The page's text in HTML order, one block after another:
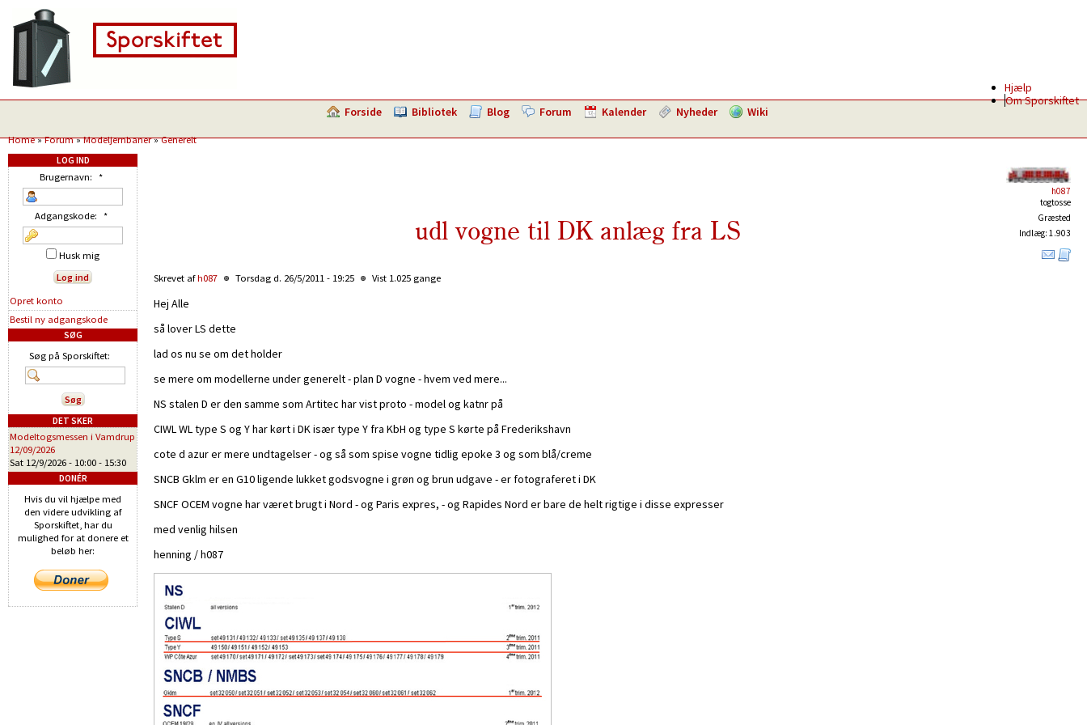
Hjælp
Om Sporskiftet
Forside Bibliotek Blog Forum Kalender Nyheder Wiki
Home»Forum»Modeljernbaner»Generelt
h087
togtosse
Græsted
Indlæg: 1.903
udl vogne til DK anlæg fra LS
Skrevet afh087 Torsdag d. 26/5/2011 - 19:25 Vist 1.025 gange
Hej Alle
så lover LS dette
lad os nu se om det holder
se mere om modellerne under generelt - plan D vogne - hvem ved mere...
NS stalen D er den samme som Artitec har vist proto - model og katnr på
CIWL WL type S og Y har kørt i DK især type Y fra KbH og type S kørte på Frederikshavn
cote d azur er mere undtagelser - og så som spise vogne tidlig epoke 3 og som blå/creme
SNCB Gklm er en G10 ligende lukket godsvogne i grøn og brun udgave - er fotograferet i DK
SNCF OCEM vogne har været brugt i Nord - og Paris expres, - og Rapides Nord er bare de helt rigtige i disse expresser
med venlig hilsen
henning / h087
LOG IND
Brugernavn: *
Adgangskode: *
Husk mig
Opret konto
Bestil ny adgangskode
SØG
Søg på Sporskiftet:
DET SKER
Modeltogsmessen i Vamdrup
12/09/2026
Sat 12/9/2026 - 10:00 - 15:30
DONÉR
Hvis du vil hjælpe med
den videre udvikling af
Sporskiftet, har du
mulighed for at donere et
beløb her: